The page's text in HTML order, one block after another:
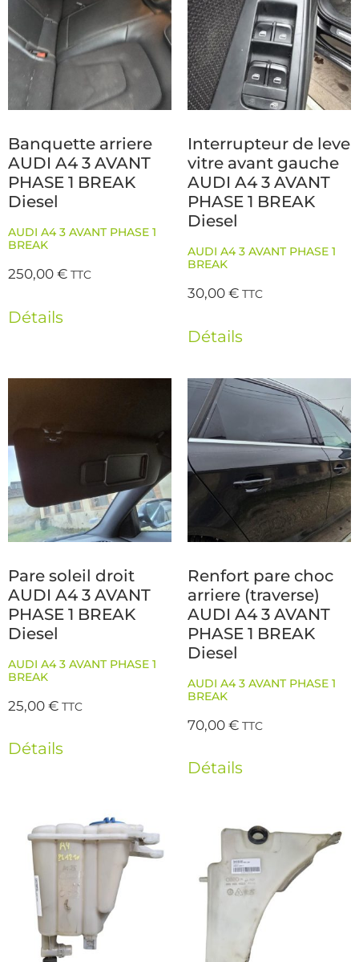
Banquette arriere
AUDI A4 3 AVANT
PHASE 1 BREAK
Diesel
AUDI A4 3 AVANT PHASE 1
BREAK
250,00€ TTC
Détails
Interrupteur de leve
vitre avant gauche
AUDI A4 3 AVANT
PHASE 1 BREAK
Diesel
AUDI A4 3 AVANT PHASE 1
BREAK
30,00€ TTC
Détails
Pare soleil droit
AUDI A4 3 AVANT
PHASE 1 BREAK
Diesel
AUDI A4 3 AVANT PHASE 1
BREAK
25,00€ TTC
Détails
Renfort pare choc
arriere (traverse)
AUDI A4 3 AVANT
PHASE 1 BREAK
Diesel
AUDI A4 3 AVANT PHASE 1
BREAK
70,00€ TTC
Détails